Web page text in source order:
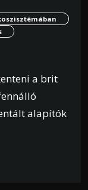
a brit
alapítók